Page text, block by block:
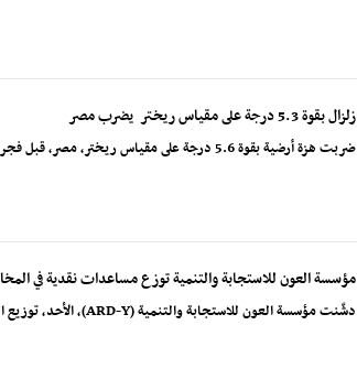
زلزال بقوة 5.3 درجة على مقياس ريختر يضرب مصر
ضربت هزة أرضية بقوة 5.6 درجة على مقياس ريختر، مصر، قبل فجر الاثنين، بحسب المعهد القومي للبحوث الفلكي...
مؤسسة العون للاستجابة والتنمية توزع مساعدات نقدية في المخا
دشّنت مؤسسة العون للاستجابة والتنمية (ARD-Y)، الأحد، توزيع الدفعة الأولى من المساعدات النقدية متعددة...